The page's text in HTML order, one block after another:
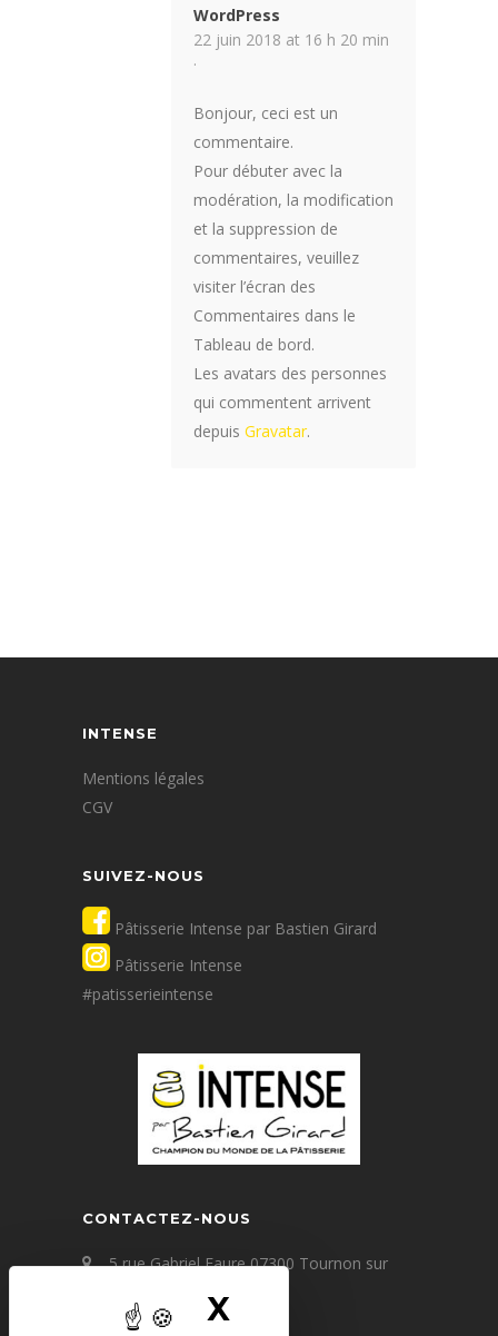
X
WordPress
22 juin 2018 at 16 h 20 min
·
Bonjour, ceci est un
commentaire.
Pour débuter avec la
modération, la modification
et la suppression de
commentaires, veuillez
visiter l’écran des
Commentaires dans le
Tableau de bord.
Les avatars des personnes
qui commentent arrivent
depuis Gravatar.
INTENSE
Mentions légales
CGV
SUIVEZ-NOUS
Pâtisserie Intense par Bastien Girard
Pâtisserie Intense
#patisserieintense
CONTACTEZ-NOUS
5 rue Gabriel Faure 07300 Tournon sur
+33(0) 4 75 09 67 60